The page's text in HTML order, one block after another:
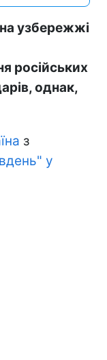
узбережжі
російських
однак,
з
у